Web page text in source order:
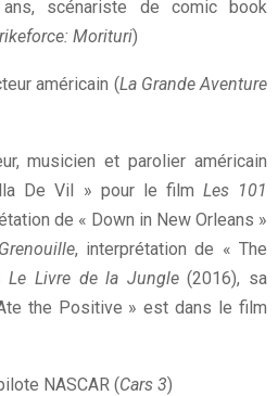
scénariste de comic book
Morituri)
américain (La Grande Aventure
musicien et parolier américain
De Vil » pour le film Les 101
de « Down in New Orleans »
, interprétation de « The
Le Livre de la Jungle(2016), sa
the Positive » est dans le film
NASCAR (Cars 3)